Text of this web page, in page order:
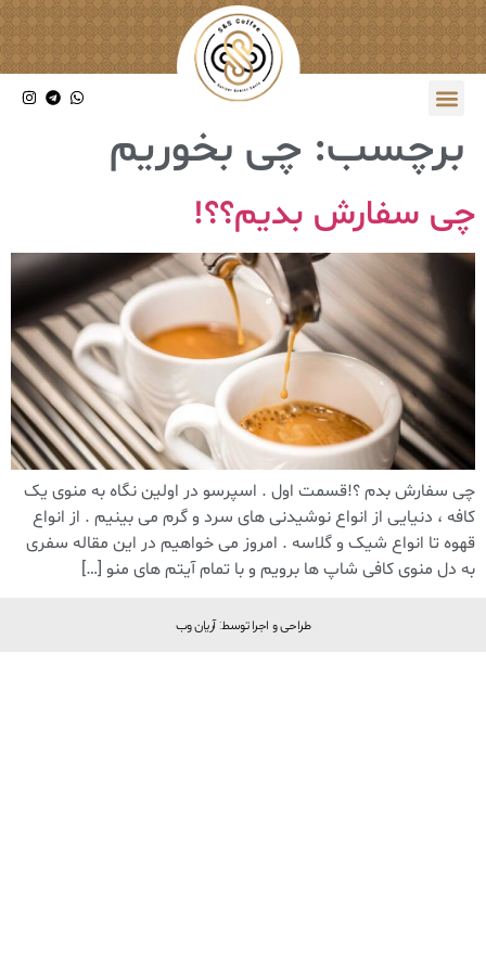
برچسب: چی بخوریم
چی سفارش بدیم؟؟!
چی سفارش بدم ؟!قسمت اول . اسپرسو در اولین نگاه به منوی یک
کافه ، دنیایی از انواع نوشیدنی های سرد و گرم می بینیم . از انواع
قهوه تا انواع شیک و گلاسه . امروز می خواهیم در این مقاله سفری
به دل منوی کافی شاپ ها برویم و با تمام آیتم های منو […]
طراحی و اجرا توسط: آریان وب